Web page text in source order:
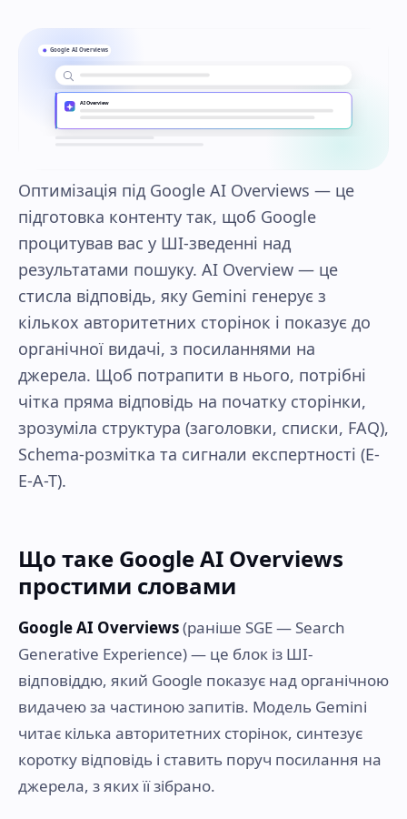
Google AI Overviews
AI Overview
Оптимізація під Google AI Overviews — це
підготовка контенту так, щоб Google
процитував вас у ШІ-зведенні над
результатами пошуку. AI Overview — це
стисла відповідь, яку Gemini генерує з
кількох авторитетних сторінок і показує до
органічної видачі, з посиланнями на
джерела. Щоб потрапити в нього, потрібні
чітка пряма відповідь на початку сторінки,
зрозуміла структура (заголовки, списки, FAQ),
Schema-розмітка та сигнали експертності (E-
E-A-T).
Що таке Google AI Overviews
простими словами
Google AI Overviews(раніше SGE — Search
Generative Experience) — це блок із ШІ-
відповіддю, який Google показує над органічною
видачею за частиною запитів. Модель Gemini
читає кілька авторитетних сторінок, синтезує
коротку відповідь і ставить поруч посилання на
джерела, з яких її зібрано.